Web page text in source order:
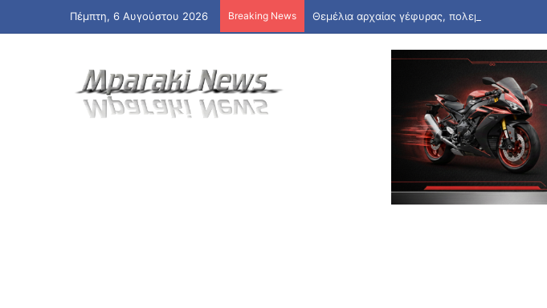
Πέμπτη, 6 Αυγούστου 2026 Breaking News